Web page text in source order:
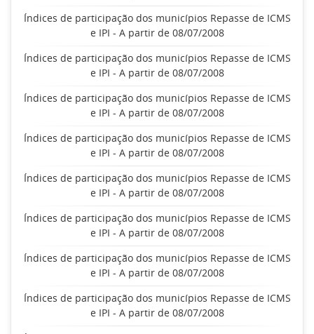
Índices de participação dos municípios Repasse de ICMS
e IPI - A partir de 08/07/2008
Índices de participação dos municípios Repasse de ICMS
e IPI - A partir de 08/07/2008
Índices de participação dos municípios Repasse de ICMS
e IPI - A partir de 08/07/2008
Índices de participação dos municípios Repasse de ICMS
e IPI - A partir de 08/07/2008
Índices de participação dos municípios Repasse de ICMS
e IPI - A partir de 08/07/2008
Índices de participação dos municípios Repasse de ICMS
e IPI - A partir de 08/07/2008
Índices de participação dos municípios Repasse de ICMS
e IPI - A partir de 08/07/2008
Índices de participação dos municípios Repasse de ICMS
e IPI - A partir de 08/07/2008